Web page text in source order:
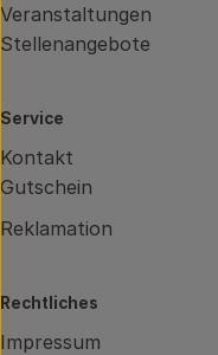
Veranstaltungen
Stellenangebote
Service
Kontakt
Gutschein
Reklamation
Rechtliches
Impressum